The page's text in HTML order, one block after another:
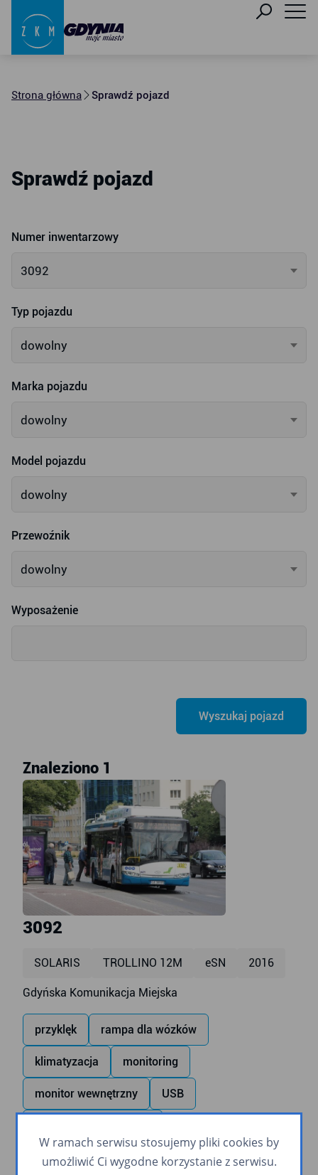
Strona główna Sprawdź pojazd
Sprawdź pojazd
Numer inwentarzowy
3092
Typ pojazdu
dowolny
Marka pojazdu
dowolny
Model pojazdu
dowolny
Przewoźnik
dowolny
Wyposażenie
Znaleziono 1
3092
SOLARIS TROLLINO 12M eSN 2016
Gdyńska Komunikacja Miejska
przyklęk rampa dla wózków
klimatyzacja monitoring
monitor wewnętrzny USB
napęd pomocniczy (trolejbusy)
W ramach serwisu stosujemy pliki cookies by
umożliwić Ci wygodne korzystanie z serwisu.